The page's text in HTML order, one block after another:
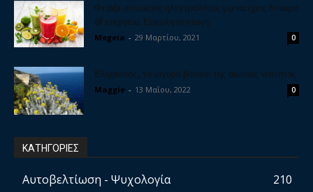
Φτιάξε σπιτικούς ηλεκτρολύτες για να έχεις δύναμη
& ενέργεια. Εύκολη συνταγή
Megeia - 29 Μαρτίου, 2021 0
Ελίχρυσος, το ισχυρό βότανο της αιώνιας νεότητας
Maggie - 13 Μαΐου, 2022 0
ΚΑΤΗΓΟΡΙΕΣ
Αυτοβελτίωση - Ψυχολογία
210